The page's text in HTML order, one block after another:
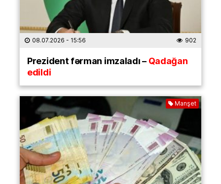
08.07.2026 - 15:56 902
Prezident fərman imzaladı –Qadağan
edildi
Manşet